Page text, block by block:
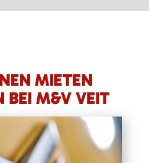
MIETEN
BEI M&V VEIT